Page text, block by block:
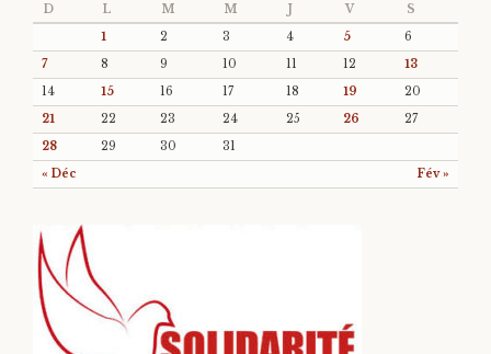
D L M M J V S
« Déc Fév »
1 2 3 4 5
6
7
8 9 10 11 12
13
14
15 16 17 18 19
20
21
22 23 24 25 26
27
28
29 30 31